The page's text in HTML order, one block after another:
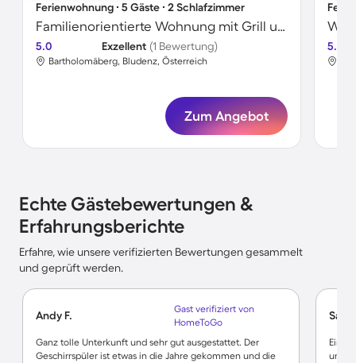
Ferienwohnung ∙ 5 Gäste ∙ 2 Schlafzimmer
Familienorientierte Wohnung mit Grill und Garten
5.0 Exzellent (1 Bewertung)
Bartholomäberg, Bludenz, Österreich
Zum Angebot
5.0
Echte Gästebewertungen &
Erfahrungsberichte
Erfahre, wie unsere verifizierten Bewertungen gesammelt
und geprüft werden.
Andy F.
Gast verifiziert von
HomeToGo
Ganz tolle Unterkunft und sehr gut ausgestattet. Der
Geschirrspüler ist etwas in die Jahre gekommen und die
Eine
und